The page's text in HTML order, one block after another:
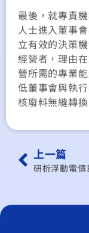
最後，就專責
人士進入董事
立有效的決策
經營者，理由
營所需的專業
低董事會與執
核廢料無縫轉
上一篇